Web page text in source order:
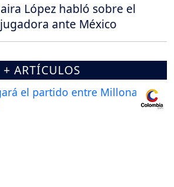
López habló sobre el
ante México
+ ARTÍCULOS